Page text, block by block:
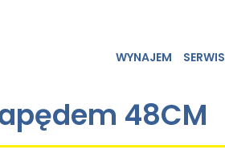
WYNAJEM SERWIS
48CM